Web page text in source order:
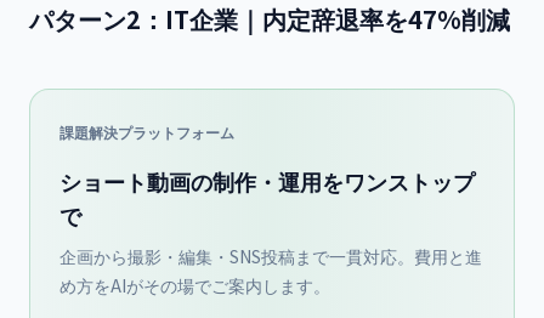
パターン2：IT企業｜内定辞退率を47%削減
課題解決プラットフォーム
ショート動画の制作・運用をワンストップ
で
企画から撮影・編集・SNS投稿まで一貫対応。費用と進
め方をAIがその場でご案内します。